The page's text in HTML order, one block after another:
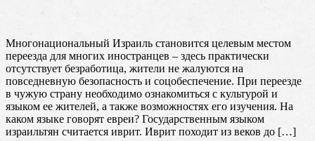
Многонациональный Израиль становится целевым местом
переезда для многих иностранцев – здесь практически
отсутствует безработица, жители не жалуются на
повседневную безопасность и соцобеспечение. При переезде
в чужую страну необходимо ознакомиться с культурой и
языком ее жителей, а также возможностях его изучения. На
каком языке говорят евреи? Государственным языком
израильтян считается иврит. Иврит походит из веков до […]